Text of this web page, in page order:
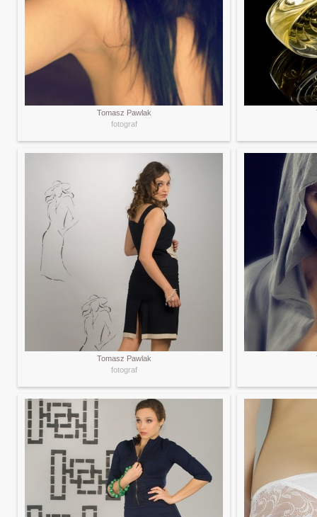
Tomasz Pawlak
fotograf
Tomasz Pawlak
fotograf